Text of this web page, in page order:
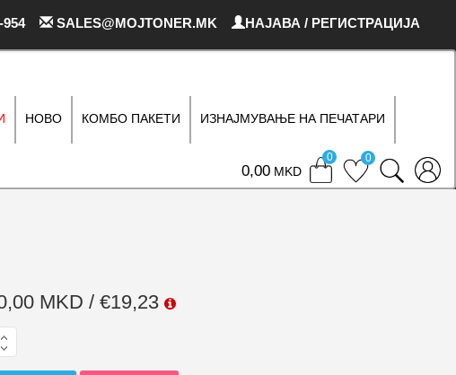
954 SALES@MOJTONER.MK НАЈАВА / РЕГИСТРАЦИЈА
НОВО КОМБО ПАКЕТИ ИЗНАЈМУВАЊЕ НА ПЕЧАТАРИ
0 MKD
0 0
MKD / €19,23